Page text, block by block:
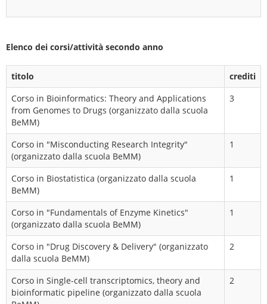
Elenco dei corsi/attività secondo anno
titolo
crediti
Corso in Bioinformatics: Theory and Applications
from Genomes to Drugs (organizzato dalla scuola
BeMM)
3
Corso in "Misconducting Research Integrity"
(organizzato dalla scuola BeMM)
1
Corso in Biostatistica (organizzato dalla scuola
BeMM)
1
Corso in "Fundamentals of Enzyme Kinetics"
(organizzato dalla scuola BeMM)
1
Corso in "Drug Discovery & Delivery" (organizzato
dalla scuola BeMM)
2
Corso in Single-cell transcriptomics, theory and
bioinformatic pipeline (organizzato dalla scuola
2